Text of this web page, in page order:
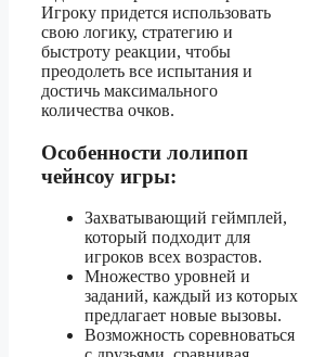
Игроку придется использовать
свою логику, стратегию и
быстроту реакции, чтобы
преодолеть все испытания и
достичь максимального
количества очков.
Особенности лолипоп
чейнсоу игры:
Захватывающий геймплей,
который подходит для
игроков всех возрастов.
Множество уровней и
заданий, каждый из которых
предлагает новые вызовы.
Возможность соревноваться